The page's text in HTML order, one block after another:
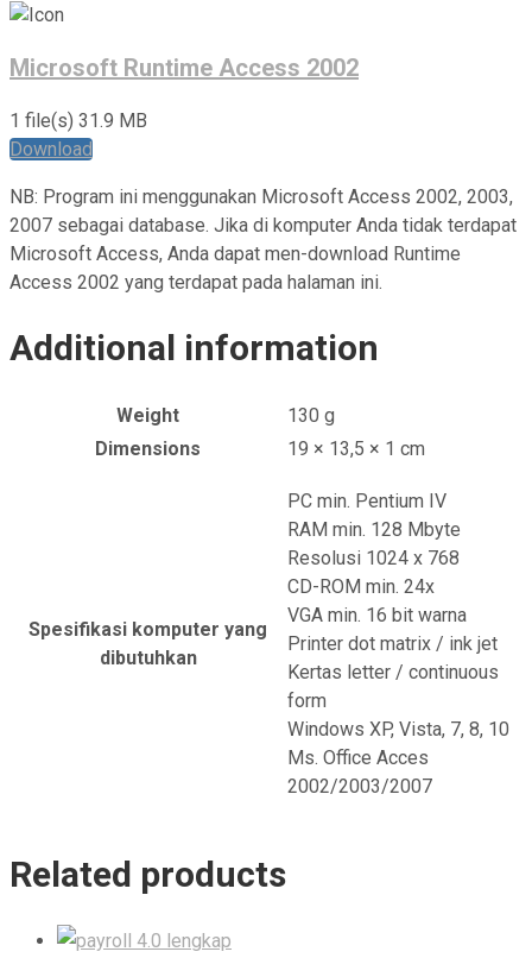
Microsoft Runtime Access 2002
1 file(s) 31.9 MB
Download
NB: Program ini menggunakan Microsoft Access 2002, 2003,
2007 sebagai database. Jika di komputer Anda tidak terdapat
Microsoft Access, Anda dapat men-download Runtime
Access 2002 yang terdapat pada halaman ini.
Additional information
Weight
130 g
Dimensions
19 × 13,5 × 1 cm
Spesifikasi komputer yang
dibutuhkan
PC min. Pentium IV
RAM min. 128 Mbyte
Resolusi 1024 x 768
CD-ROM min. 24x
VGA min. 16 bit warna
Printer dot matrix / ink jet
Kertas letter / continuous
form
Windows XP, Vista, 7, 8, 10
Ms. Office Acces
2002/2003/2007
Related products